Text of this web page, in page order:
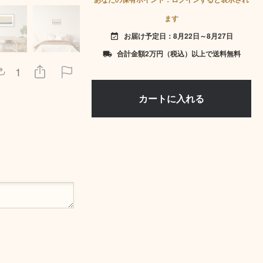
1
ます
event_available お届け予定日：8月22日～8月27日
local_shipping 合計金額2万円（税込）以上で送料無料